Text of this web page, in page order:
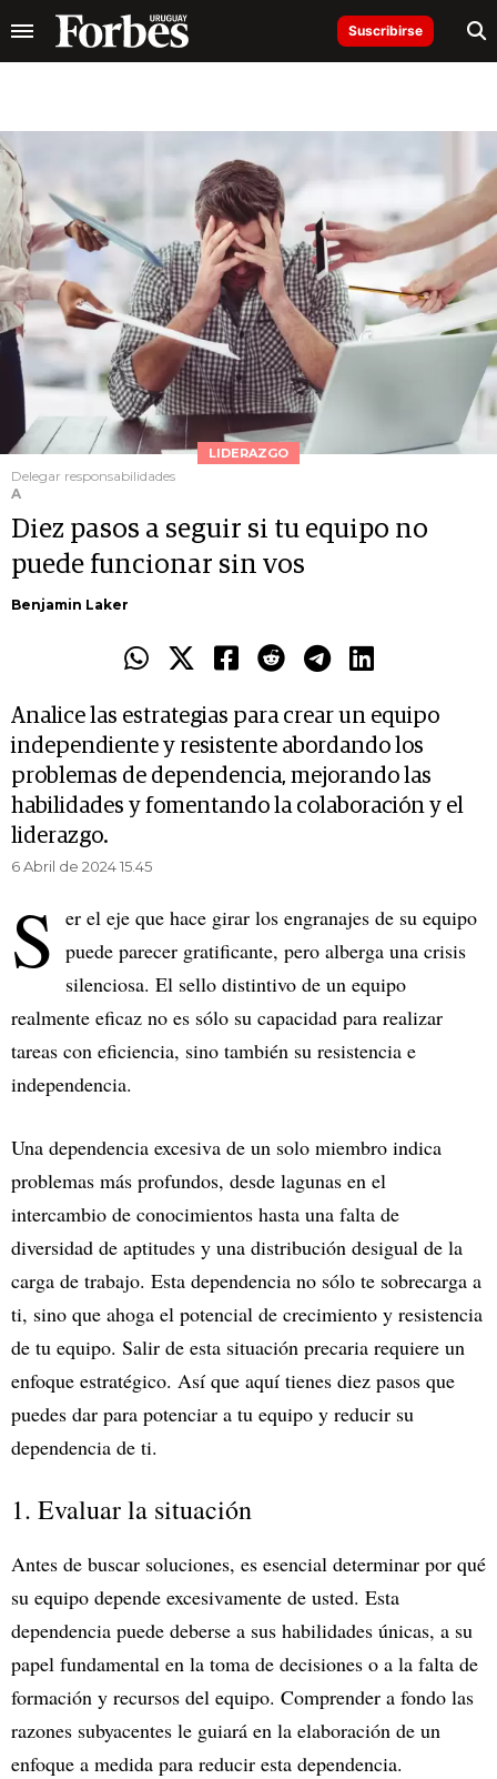
Suscribirse
LIDERAZGO
Delegar responsabilidades
A
Diez pasos a seguir si tu equipo no
puede funcionar sin vos
Benjamin Laker
Analice las estrategias para crear un equipo
independiente y resistente abordando los
problemas de dependencia, mejorando las
habilidades y fomentando la colaboración y el
liderazgo.
6 Abril de 2024 15.45
S er el eje que hace girar los engranajes de su equipo
puede parecer gratificante, pero alberga una crisis
silenciosa. El sello distintivo de un equipo
realmente eficaz no es sólo su capacidad para realizar
tareas con eficiencia, sino también su resistencia e
independencia.
Una dependencia excesiva de un solo miembro indica
problemas más profundos, desde lagunas en el
intercambio de conocimientos hasta una falta de
diversidad de aptitudes y una distribución desigual de la
carga de trabajo. Esta dependencia no sólo te sobrecarga a
ti, sino que ahoga el potencial de crecimiento y resistencia
de tu equipo. Salir de esta situación precaria requiere un
enfoque estratégico. Así que aquí tienes diez pasos que
puedes dar para potenciar a tu equipo y reducir su
dependencia de ti.
1. Evaluar la situación
Antes de buscar soluciones, es esencial determinar por qué
su equipo depende excesivamente de usted. Esta
dependencia puede deberse a sus habilidades únicas, a su
papel fundamental en la toma de decisiones o a la falta de
formación y recursos del equipo. Comprender a fondo las
razones subyacentes le guiará en la elaboración de un
enfoque a medida para reducir esta dependencia.